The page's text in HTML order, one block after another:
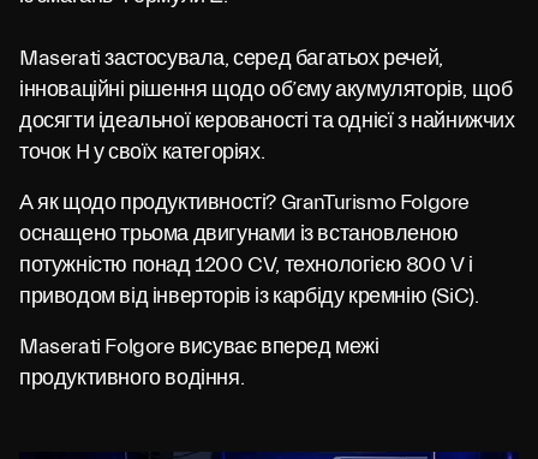
Maserati застосувала, серед багатьох речей,
інноваційні рішення щодо об’єму акумуляторів, щоб
досягти ідеальної керованості та однієї з найнижчих
точок H у своїх категоріях.
А як щодо продуктивності? GranTurismo Folgore
оснащено трьома двигунами із встановленою
потужністю понад 1200 CV, технологією 800 V і
приводом від інверторів із карбіду кремнію (SiC).
Maserati Folgore висуває вперед межі
продуктивного водіння.